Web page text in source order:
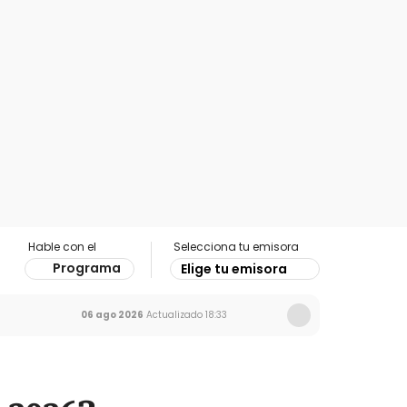
Hable con el
Programa
Selecciona tu emisora
Elige tu emisora
06 ago 2026 Actualizado 18:33